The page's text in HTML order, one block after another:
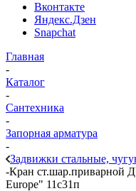
Вконтакте
Яндекс.Дзен
Snapchat
Главная
-
Каталог
-
Сантехника
-
Запорная арматура
-
Задвижки стальные,
-Кран ст.шар.приварной
Europe" 11с31п